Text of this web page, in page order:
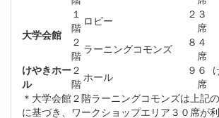
大学会館
１
階 ロビー
２３
席
２
階 ラーニングコモンズ
８４
席
けやきホー
ル
２
階ホール
９６
席
＊大学会館２階ラーニングコモンズは上記
に基づき、ワークショップエリア３０席が